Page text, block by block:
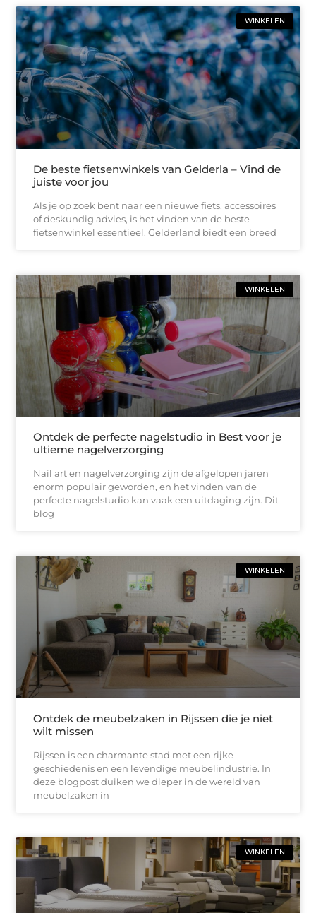
WINKELEN
De beste fietsenwinkels van Gelderla – Vind de
juiste voor jou
Als je op zoek bent naar een nieuwe fiets, accessoires
of deskundig advies, is het vinden van de beste
fietsenwinkel essentieel. Gelderland biedt een breed
WINKELEN
Ontdek de perfecte nagelstudio in Best voor je
ultieme nagelverzorging
Nail art en nagelverzorging zijn de afgelopen jaren
enorm populair geworden, en het vinden van de
perfecte nagelstudio kan vaak een uitdaging zijn. Dit
blog
WINKELEN
Ontdek de meubelzaken in Rijssen die je niet
wilt missen
Rijssen is een charmante stad met een rijke
geschiedenis en een levendige meubelindustrie. In
deze blogpost duiken we dieper in de wereld van
meubelzaken in
WINKELEN